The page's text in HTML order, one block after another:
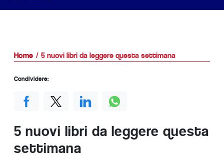
Home 5 nuovi libri da leggere questa settimana
5 nuovi libri da leggere questa
settimana
Condividere: